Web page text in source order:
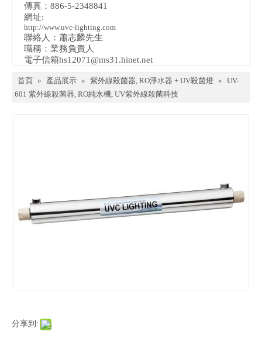
傳真：886-5-2348841
網址:
http://www.uvc-lighting.com
聯絡人：蕭志麟先生
職稱：業務負責人
電子信箱hs12071@ms31.hinet.net
首頁 » 產品展示 » 紫外線殺菌器, RO淨水器 + UV殺菌燈 » UV-
601 紫外線殺菌器, RO純水機, UV紫外線殺菌科技
分享到: